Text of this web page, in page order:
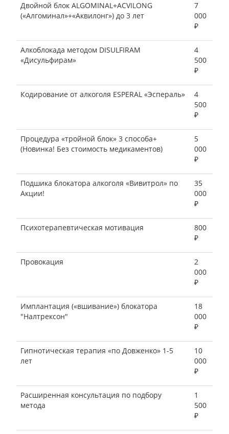
Двойной блок ALGOMINAL+ACVILONG
(«Алгоминал»+«Аквилонг») до 3 лет
7
000
₽
Алкоблокада методом DISULFIRAM
«Дисульфирам»
4
500
₽
Кодирование от алкоголя ESPERAL «Эспераль»
4
500
₽
Процедура «тройной блок» 3 способа+
(Новинка! Без стоимость медикаментов)
5
000
₽
Подшика блокатора алкоголя «Вивитрол» по
Акции!
35
000
₽
Психотерапевтическая мотивация
800
₽
Провокация
2
000
₽
Имплантация («вшивание») блокатора
"Налтрексон"
18
000
₽
Гипнотическая терапия «по Довженко» 1-5
лет
10
000
₽
Расширенная консультация по подбору
метода
1
500
₽